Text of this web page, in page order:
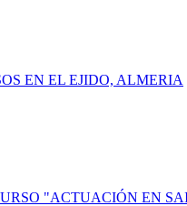
EN EL EJIDO, ALMERIA
"ACTUACIÓN EN